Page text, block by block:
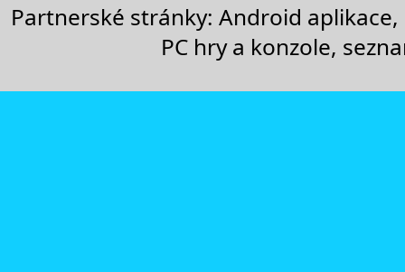
Partnerské stránky:Android aplikace,
PC hry a konzole,